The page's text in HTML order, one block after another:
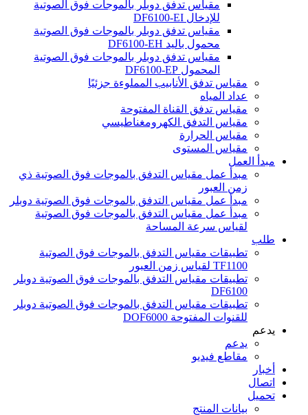
مقياس تدفق دوبلر بالموجات فوق الصوتية
للإدخال DF6100-EI
مقياس تدفق دوبلر بالموجات فوق الصوتية
محمول باليد DF6100-EH
مقياس تدفق دوبلر بالموجات فوق الصوتية
المحمول DF6100-EP
مقياس تدفق الأنابيب المملوءة جزئيًا
عداد المياه
مقياس تدفق القناة المفتوحة
مقياس التدفق الكهرومغناطيسي
مقياس الحرارة
مقياس المستوى
مبدأ العمل
مبدأ عمل مقياس التدفق بالموجات فوق الصوتية ذي
زمن العبور
مبدأ عمل مقياس التدفق بالموجات فوق الصوتية دوبلر
مبدأ عمل مقياس التدفق بالموجات فوق الصوتية
لقياس سرعة المساحة
طلب
تطبيقات مقياس التدفق بالموجات فوق الصوتية
TF1100 لقياس زمن العبور
تطبيقات مقياس التدفق بالموجات فوق الصوتية دوبلر
DF6100
تطبيقات مقياس التدفق بالموجات فوق الصوتية دوبلر
للقنوات المفتوحة DOF6000
يدعم
يدعم
مقاطع فيديو
أخبار
اتصال
تحميل
بيانات المنتج